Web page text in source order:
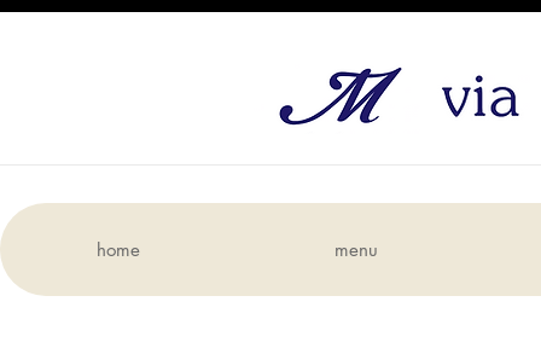
home menu